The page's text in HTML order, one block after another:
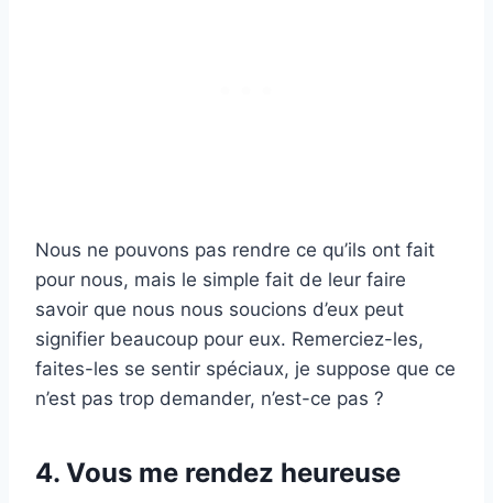
Nous ne pouvons pas rendre ce qu’ils ont fait
pour nous, mais le simple fait de leur faire
savoir que nous nous soucions d’eux peut
signifier beaucoup pour eux. Remerciez-les,
faites-les se sentir spéciaux, je suppose que ce
n’est pas trop demander, n’est-ce pas ?
4. Vous me rendez heureuse